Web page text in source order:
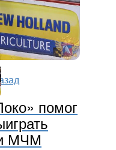
помог
МЧМ